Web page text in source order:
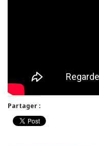
Partager :